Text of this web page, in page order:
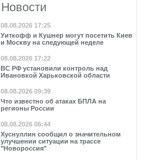
Новости
08.08.2026 17:25
Уиткофф и Кушнер могут посетить Киев
и Москву на следующей неделе
08.08.2026 17:22
ВС РФ установили контроль над
Ивановкой Харьковской области
08.08.2026 09:39
Что известно об атаках БПЛА на
регионы России
08.08.2026 06:44
Хуснуллин сообщил о значительном
улучшении ситуации на трассе
"Новороссия"